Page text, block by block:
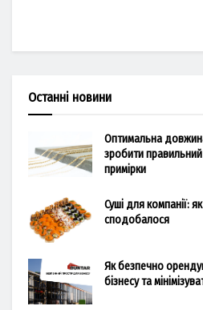
Останні новини
Оптимальна
зробити
примірки
Суші для компанії:
сподобалося
Як безпечно
бізнесу та